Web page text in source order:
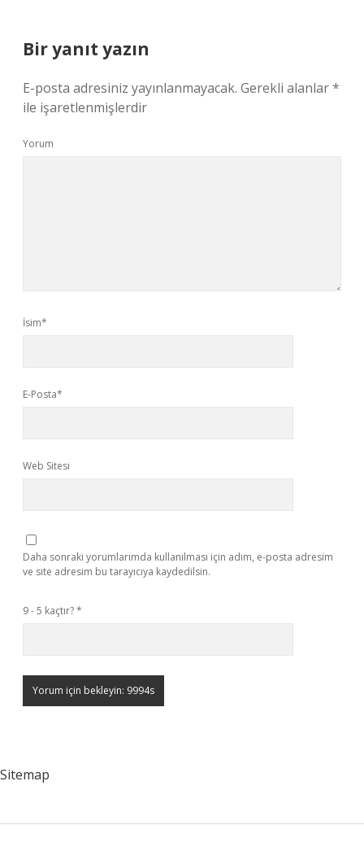
Bir yanıt yazın
E-posta adresiniz yayınlanmayacak. Gerekli alanlar*
ile işaretlenmişlerdir
Yorum
İsim*
E-Posta*
Web Sitesi
Daha sonraki yorumlarımda kullanılması için adım, e-posta adresim
ve site adresim bu tarayıcıya kaydedilsin.
9 - 5 kaçtır?*
Sitemap